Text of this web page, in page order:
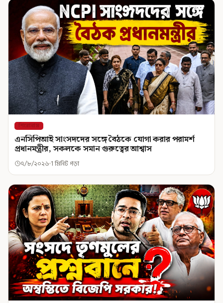
শিরোনাম
এনসিপিআই সাংসদদের সঙ্গে বৈঠকে যোগা করার পরামর্শ
প্রধানমন্ত্রীর, সকলকে সমান গুরুত্বের আশ্বাস
৭/৮/২০২৬ 1 মিনিট পড়া